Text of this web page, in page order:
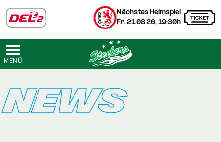
Nächstes Heimspiel
Fr. 21.08.26, 19:30h
MENÜ
NEWS